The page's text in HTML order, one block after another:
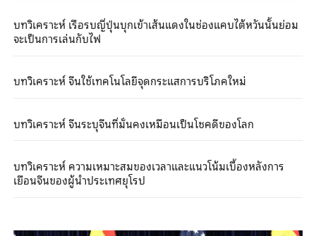
บทวิเคราะห์ เรือรบญี่ปุ่นบุกเข้าเส้นแดงในช่องแคบไต้หวันนั้นย่อม
จะเป็นการเล่นกับไฟ
บทวิเคราะห์ จีนใช้เทคโนโลยีจุดกระแสการบริโภคใหม่
บทวิเคราะห์ จีนระบุจีนที่มั่นคงเหมือนเป็นโชคดีของโลก
บทวิเคราะห์ ความเหมาะสมของเวลาและแนวโน้มเบื้องหลังการ
เยือนจีนของผู้นำประเทศยุโรป